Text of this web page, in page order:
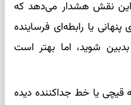
نقش هشدار می‌دهد که
یا رابطه‌ای فرساینده
شوید، اما بهتر است
یا خط جداکننده دیده